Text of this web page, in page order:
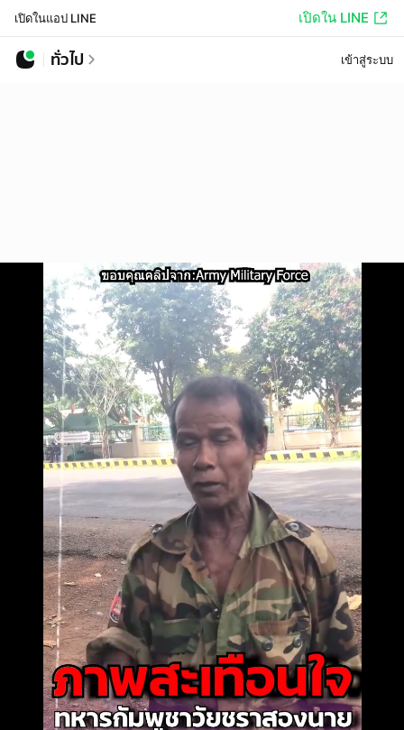
เปิดในแอป LINE เปิดใน LINE
ทั่วไป เข้าสู่ระบบ